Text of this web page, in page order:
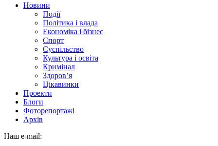
Новини
Події
Політика і влада
Економіка і бізнес
Спорт
Суспільство
Культура і освіта
Кримінал
Здоров’я
Цікавинки
Проекти
Блоги
Фоторепортажі
Архів
Наш e-mail: